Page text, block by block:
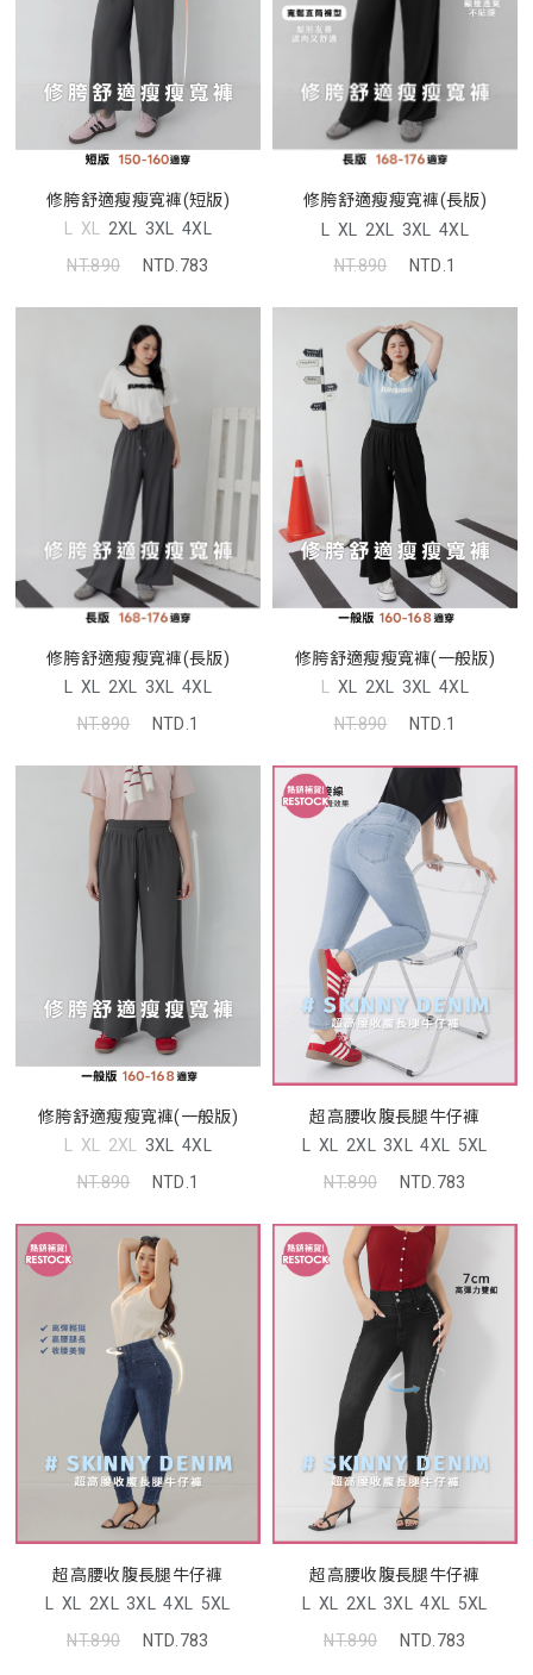
修胯舒適瘦瘦寬褲(短版)
L XL 2XL 3XL 4XL
NT.890
NTD.783
修胯舒適瘦瘦寬褲(長版)
L XL 2XL 3XL 4XL
NT.890
NTD.1
修胯舒適瘦瘦寬褲(長版)
L XL 2XL 3XL 4XL
NT.890
NTD.1
修胯舒適瘦瘦寬褲(一般版)
L XL 2XL 3XL 4XL
NT.890
NTD.1
修胯舒適瘦瘦寬褲(一般版)
L XL 2XL 3XL 4XL
NT.890
NTD.1
超高腰收腹長腿牛仔褲
L XL 2XL 3XL 4XL 5XL
NT.890
NTD.783
超高腰收腹長腿牛仔褲
L XL 2XL 3XL 4XL 5XL
NT.890
NTD.783
超高腰收腹長腿牛仔褲
L XL 2XL 3XL 4XL 5XL
NT.890
NTD.783